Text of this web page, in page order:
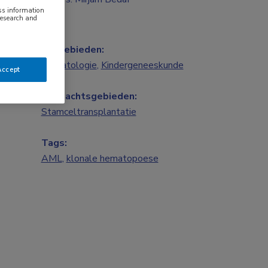
Vakgebieden:
Hematologie, Kindergeneeskunde
Aandachtsgebieden:
Stamceltransplantatie
Tags:
AML, klonale hematopoese
information
and